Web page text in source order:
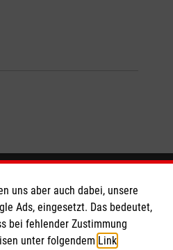
uns
2
uns aber auch dabei, unsere
Ads, eingesetzt. Das bedeutet,
bei fehlender Zustimmung
unter folgendem Link